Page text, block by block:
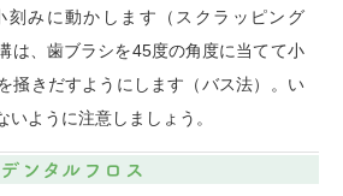
刻みに動かします（スクラッピング
は、歯ブラシを45度の角度に当てて小
掻きだすようにします（バス法）。い
ように注意しましょう。
デンタルフロス